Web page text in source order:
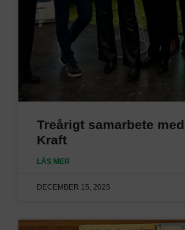
Treårigt samarbete
Kraft
LÄS MER
DECEMBER 15, 2025